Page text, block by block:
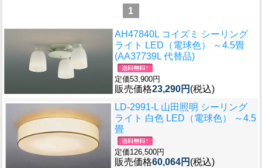
1
AH47840L コイズミ シーリング
ライト LED（電球色） ～4.5畳
(AA37739L 代替品)
定価53,900円
販売価格23,290円 (税込)
LD-2991-L 山田照明 シーリング
ライト 白色 LED（電球色） ～4.5
畳
定価126,500円
販売価格60,064円 (税込)